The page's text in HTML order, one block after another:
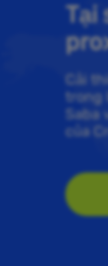
Tại
Cải
trong
của